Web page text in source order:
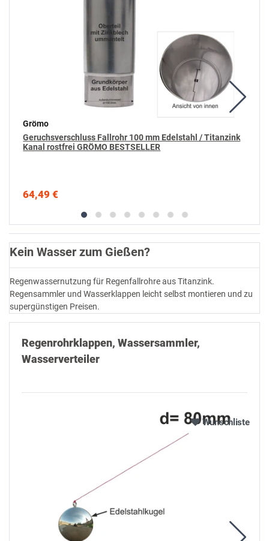
Grömo
Geruchsverschluss Fallrohr 100 mm Edelstahl / Titanzink
Kanal rostfrei GRÖMO BESTSELLER
64,49 €
Kein Wasser zum Gießen?
Regenwassernutzung für Regenfallrohre aus Titanzink.
Regensammler und Wasserklappen leicht selbst montieren und zu
supergünstigen Preisen.
Regenrohrklappen, Wassersammler,
Wasserverteiler
Wunschliste